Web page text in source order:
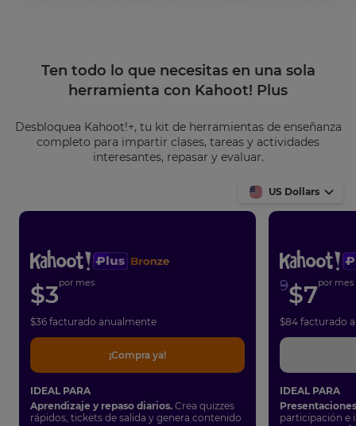
Ten todo lo que necesitas en una sola
herramienta con Kahoot! Plus
Desbloquea Kahoot!+, tu kit de herramientas de enseñanza
completo para impartir clases, tareas y actividades
interesantes, repasar y evaluar.
US Dollars
$3por mes
$36 facturado anualmente
¡Compra ya!
IDEAL PARA
Aprendizaje y repaso diarios. Crea quizzes
rápidos, tickets de salida y genera contenido
9$7por mes
$84 facturado
IDEAL PARA
participación e